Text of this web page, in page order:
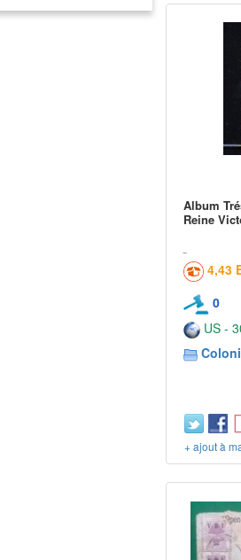
Album
Reine
4,43
0
US -
+ ajout à